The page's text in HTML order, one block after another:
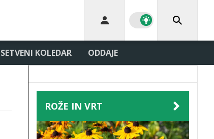
SETVENI KOLEDAR ODDAJE
ROŽE IN VRT